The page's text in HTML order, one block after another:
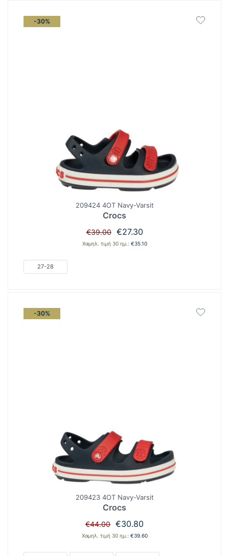
-30%
209424 4OT Navy-Varsit
Crocs
€39.00
Original
price
€27.30Η
τρέχουσα
Χαμηλ. τιμή 30 ημ.: €35.10
27-28
-30%
209423 4OT Navy-Varsit
Crocs
€44.00 Original
price
€30.80
τρέχουσα
Χαμηλ. τιμή 30 ημ.: €39.60